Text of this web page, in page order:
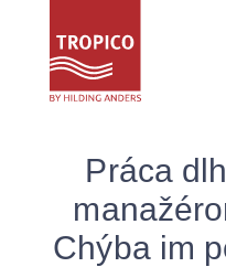
Práca
Chýba im